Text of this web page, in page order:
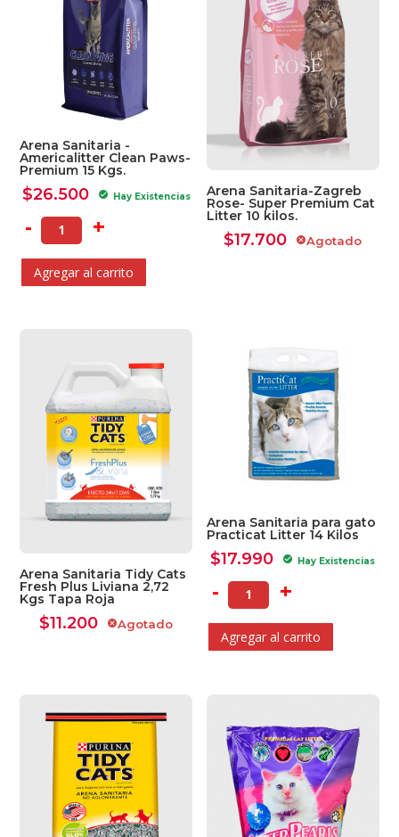
Ver Carrito
Seguir Comprando
Arena Sanitaria -
Americalitter Clean Paws-
Premium 15 Kgs.
$26.500 check_circle Hay Existencias
- +
Agregar al carrito
Arena Sanitaria-Zagreb
Rose- Super Premium Cat
Litter 10 kilos.
$17.700 cancelAgotado
Arena Sanitaria Tidy Cats
Fresh Plus Liviana 2,72
Kgs Tapa Roja
$11.200 cancelAgotado
Arena Sanitaria para gato
Practicat Litter 14 Kilos
$17.990 check_circle Hay Existencias
- +
Agregar al carrito